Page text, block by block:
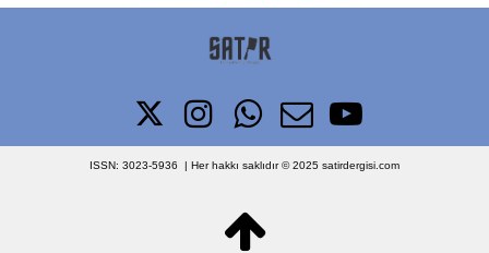
    
ISSN: 3023-5936 | Her hakkı saklıdır © 2025 satirdergisi.com
